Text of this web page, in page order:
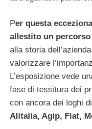
Per questa
allestito un
alla storia
valorizzare
L’esposizione vede
fase di tessitura dei
con ancora dei loghi
Alitalia, Agip, Fiat,